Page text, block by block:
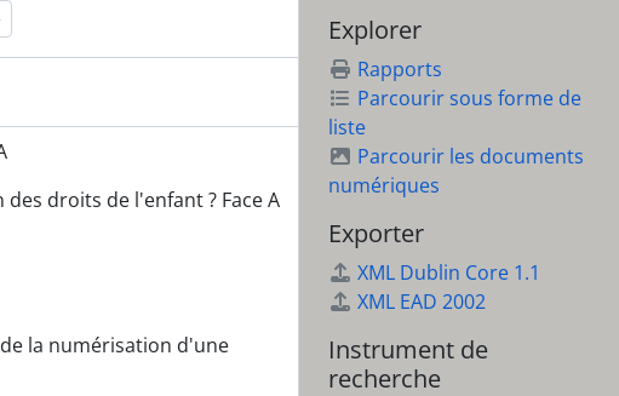
Toutes citoyennes, tous citoyens Face B
étrangères Face A
étrangères Face B
Face A
2014
et l'encadrement des enfants sans statut légal (AGRES)
Genève
et de contacts Suisses-Etrangers IGSA
to
droits de l'enfant ? Face A
la numérisation d'une
Explorer
Rapports
Parcourir sous forme de
liste
Parcourir les documents
numériques
Exporter
XML Dublin Core 1.1
XML EAD 2002
Instrument de
recherche